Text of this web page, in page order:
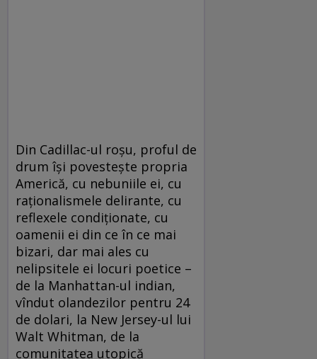
Din Cadillac-ul roşu, proful de
drum îşi povesteşte propria
Americă, cu nebuniile ei, cu
raţionalismele delirante, cu
reflexele condiţionate, cu
oamenii ei din ce în ce mai
bizari, dar mai ales cu
nelipsitele ei locuri poetice –
de la Manhattan-ul indian,
vîndut olandezilor pentru 24
de dolari, la New Jersey-ul lui
Walt Whitman, de la
comunitatea utopică